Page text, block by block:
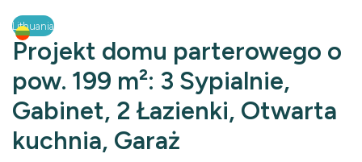
Lithuania
Projekt domu parterowego o
pow. 199 m²: 3 Sypialnie,
Gabinet, 2 Łazienki, Otwarta
kuchnia, Garaż